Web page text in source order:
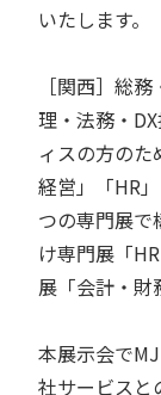
いたします。
［関西］総
理・法務・
ィスの方の
経営」「HR
つの専門展で
け専門展「
展「会計・財
本展示会で
社サービスと